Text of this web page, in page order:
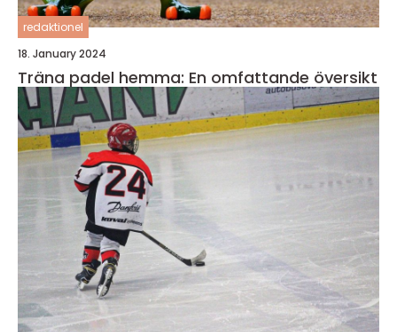
redaktionel
18. January 2024
Träna padel hemma: En omfattande översikt